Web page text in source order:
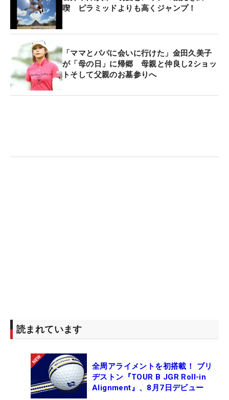
喫 ピラミッドよりも高くジャンプ！
「ママとパパに会いに行けた」金田久美子
が「母の日」に帰郷 母親と仲良し2ショッ
トそして父親のお墓参りへ
読まれています
全周アライメントを初搭載！ ブリ
ヂストン『TOUR B JGR Roll-in
Alignment』、8月7日デビュー